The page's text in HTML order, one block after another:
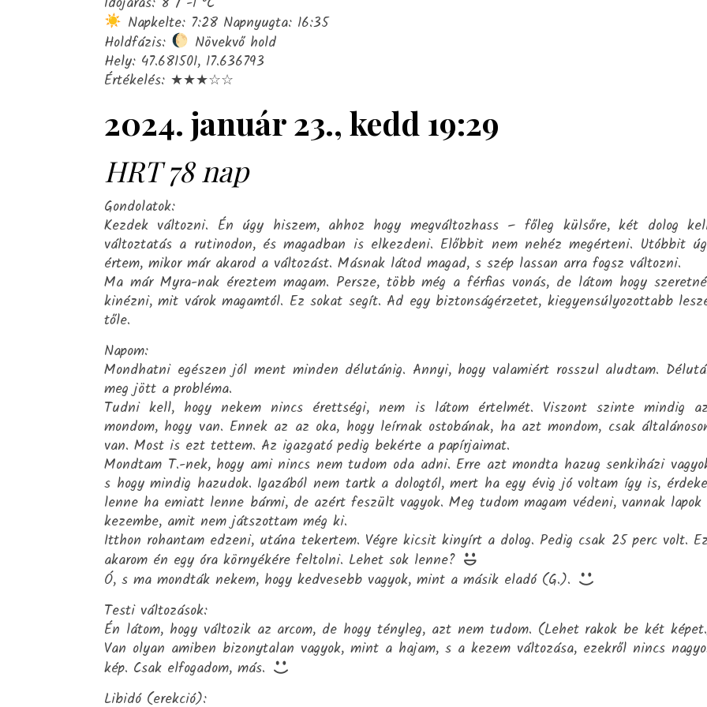
Napkelte: 7:28 Napnyugta: 16:35
Holdfázis:
Növekvő hold
Hely: 47.681501, 17.636793
Értékelés: ★★★☆☆
2024. január 23., kedd 19:29
HRT 78 nap
Gondolatok:
Kezdek változni. Én úgy hiszem, ahhoz hogy megváltozhass – főleg külsőre, két dolog
változtatás a rutinodon, és magadban is elkezdeni. Előbbit nem nehéz megérteni. Utóbbit
értem, mikor már akarod a változást. Másnak látod magad, s szép lassan arra fogsz változni.
Ma már Myra-nak éreztem magam. Persze, több még a férfias vonás, de látom hogy
kinézni, mit várok magamtól. Ez sokat segít. Ad egy biztonságérzetet, kiegyensúlyozottabb
tőle.
Napom:
Mondhatni egészen jól ment minden délutánig. Annyi, hogy valamiért rosszul aludtam.
meg jött a probléma.
Tudni kell, hogy nekem nincs érettségi, nem is látom értelmét. Viszont szinte mindig
mondom, hogy van. Ennek az az oka, hogy leírnak ostobának, ha azt mondom, csak
van. Most is ezt tettem. Az igazgató pedig bekérte a papírjaimat.
Mondtam T.-nek, hogy ami nincs nem tudom oda adni. Erre azt mondta hazug senkiházi
s hogy mindig hazudok. Igazából nem tartk a dologtól, mert ha egy évig jó voltam így is,
lenne ha emiatt lenne bármi, de azért feszült vagyok. Meg tudom magam védeni, vannak lapok
kezembe, amit nem játszottam még ki.
Itthon rohantam edzeni, utána tekertem. Végre kicsit kinyírt a dolog. Pedig csak 25 perc volt.
akarom én egy óra környékére feltolni. Lehet sok lenne?
Ó, s ma mondták nekem, hogy kedvesebb vagyok, mint a másik eladó (G.).
Testi változások:
Én látom, hogy változik az arcom, de hogy tényleg, azt nem tudom. (Lehet rakok be két
Van olyan amiben bizonytalan vagyok, mint a hajam, s a kezem változása, ezekről nincs
kép. Csak elfogadom, más.
Libidó (erekció):